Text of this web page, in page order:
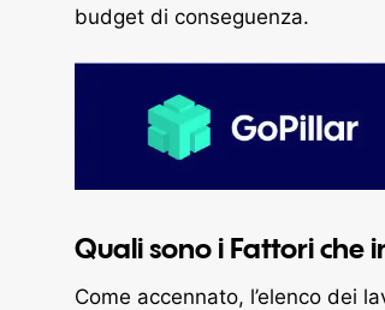
budget di conseguenza.
Quali sono i Fattori che
Come accennato, l’elenco dei